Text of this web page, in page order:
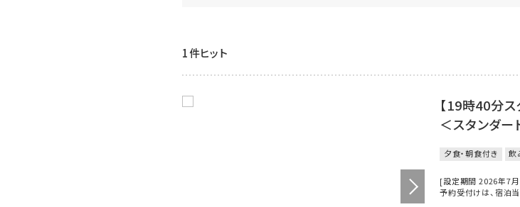
1件ヒット
【19時40分
＜スタンダー
夕食・朝食付き 飲
[設定期間 2026年7
予約受付けは、宿泊